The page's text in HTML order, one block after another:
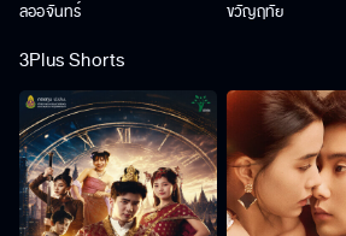
ลออจันทร์ ขวัญฤทัย
3Plus Shorts